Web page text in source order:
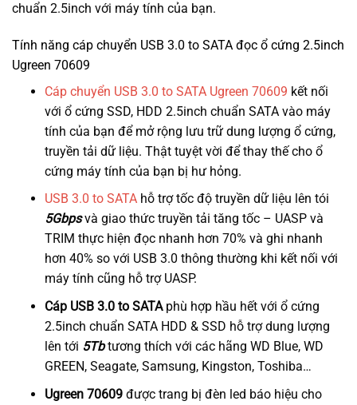
chuẩn 2.5inch với máy tính của bạn.
Tính năng cáp chuyển USB 3.0 to SATA đọc ổ cứng 2.5inch
Ugreen 70609
Cáp chuyển USB 3.0 to SATA Ugreen 70609 kết nối
với ổ cứng SSD, HDD 2.5inch chuẩn SATA vào máy
tính của bạn để mở rộng lưu trữ dung lượng ổ cứng,
truyền tải dữ liệu. Thật tuyệt vời để thay thế cho ổ
cứng máy tính của bạn bị hư hỏng.
USB 3.0 to SATAhỗ trợ tốc độ truyền dữ liệu lên tói
5Gbpsvà giao thức truyền tải tăng tốc – UASP và
TRIM thực hiện đọc nhanh hơn 70% và ghi nhanh
hơn 40% so với USB 3.0 thông thường khi kết nối với
máy tính cũng hỗ trợ UASP.
Cáp USB 3.0 to SATAphù hợp hầu hết với ổ cứng
2.5inch chuẩn SATA HDD & SSD hỗ trợ dung lượng
lên tới 5Tbtương thích với các hãng WD Blue, WD
GREEN, Seagate, Samsung, Kingston, Toshiba…
Ugreen 70609được trang bị đèn led báo hiệu cho